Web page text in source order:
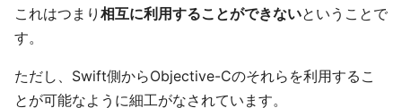
これはつまり 相互に利用することができないということで
す。
ただし、Swift側からObjective-Cのそれらを利用するこ
とが可能なように細工がなされています。